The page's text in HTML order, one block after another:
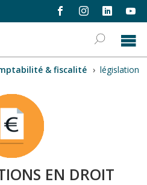
& fiscalité › législation
EN DROIT